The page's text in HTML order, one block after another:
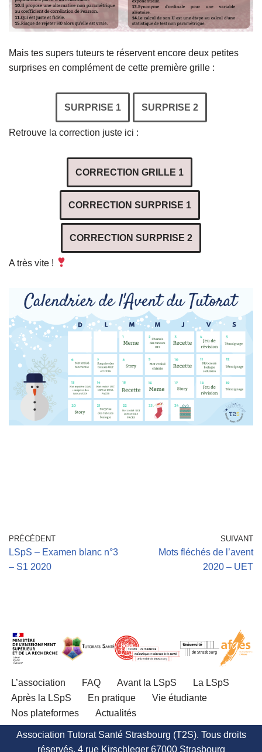
Mais tes supers tuteurs te réservent encore deux petites
surprises en complément de cette première grille :
SURPRISE 1 SURPRISE 2
Retrouve la correction juste ici :
CORRECTION GRILLE 1
CORRECTION SURPRISE 1
CORRECTION SURPRISE 2
A très vite !
PRÉCÉDENT
LSpS – Examen blanc n°3
– S1 2020
SUIVANT
Mots fléchés de l’avent
2020 – UET
L’association FAQ Avant la LSpS
La LSpS
Après la LSpS
En pratique
Vie étudiante
Nos plateformes
Actualités
Association Tutorat Santé Strasbourg (T2S). Tous droits
réservés. 4 rue Kirschleger 67000 Strasbourg